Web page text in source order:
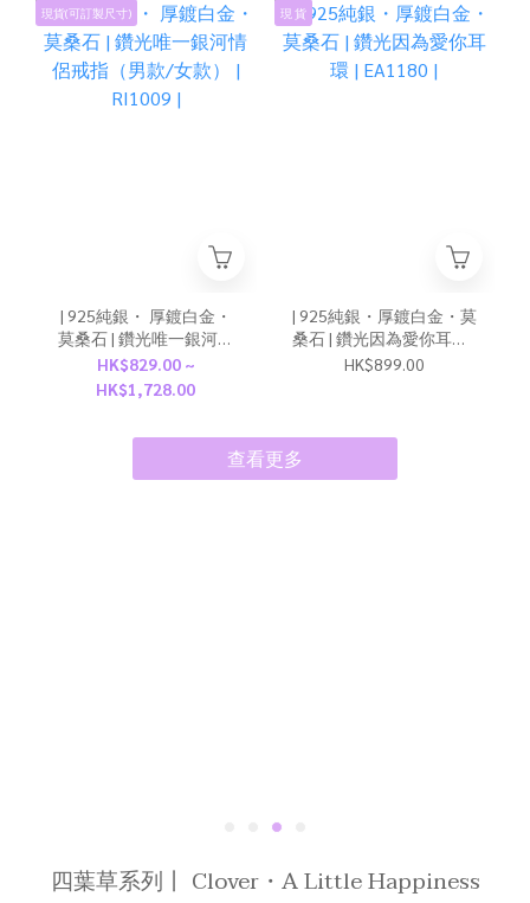
現貨(可訂製尺寸)
| 925純銀・ 厚鍍白金・
莫桑石 | 鑽光唯一銀河情
侶戒指（男款/女款） |
RI1009 |
HK$829.00 ~
HK$1,728.00
現 貨
| 925純銀・厚鍍白金・莫
桑石 | 鑽光因為愛你耳環 |
EA1180 |
HK$899.00
查看更多
四葉草系列丨 Clover・A Little Happiness